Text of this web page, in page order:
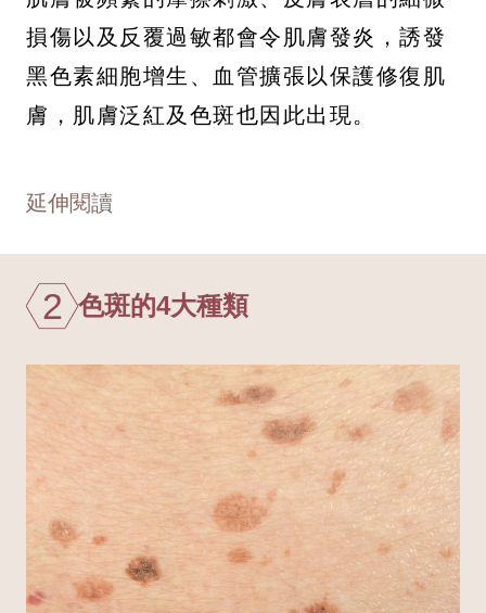
損傷以及反覆過敏都會令肌膚發炎，誘發
黑色素細胞增生、血管擴張以保護修復肌
膚，肌膚泛紅及色斑也因此出現。
延伸閱讀
2 色斑的4大種類